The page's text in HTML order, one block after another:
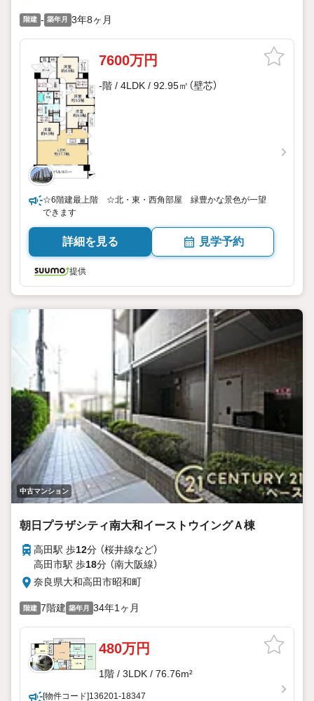
階建 - 築年月 3年8ヶ月
7600万円
-階 / 4LDK / 92.95㎡（壁芯）
☆6階建最上階 ☆北・東・西角部屋 緑豊かな景色が一望
できます
詳細を見る 見学予約
提供
中古マンション
朝日プラザシティ南大和イーストウイングＡ棟
高田駅 歩12分 （桜井線など）
高田市駅 歩18分 （南大阪線）
奈良県大和高田市昭和町
階建 7階建 築年月 34年1ヶ月
480万円
1階 / 3LDK / 76.76m²
[物件コード]136201-18347